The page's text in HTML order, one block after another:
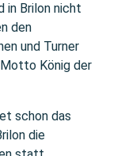
in Brilon nicht
den
und Turner
König der
schon das
die